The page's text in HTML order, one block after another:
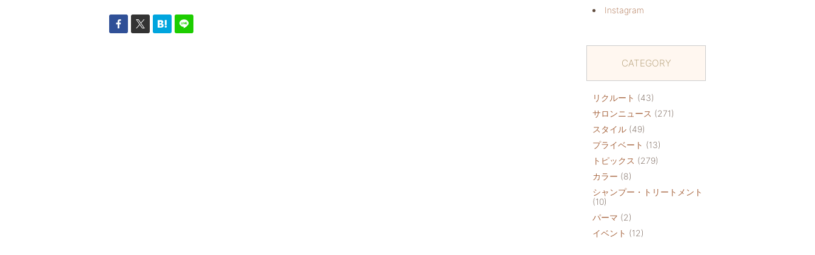
Instagram
CATEGORY
リクルート (43)
サロンニュース (271)
スタイル (49)
プライベート (13)
トピックス (279)
カラー (8)
シャンプー・トリートメント
(10)
パーマ (2)
イベント (12)